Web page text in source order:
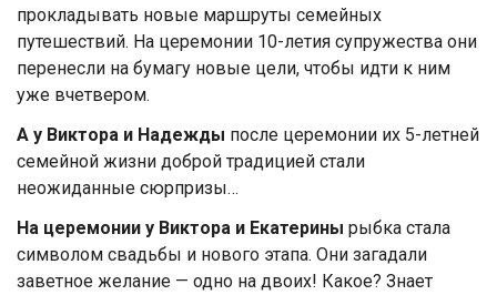
прокладывать новые маршруты семейных
путешествий. На церемонии 10-летия супружества они
перенесли на бумагу новые цели, чтобы идти к ним
уже вчетвером.
А у Виктора и Надежды после церемонии их 5-летней
семейной жизни доброй традицией стали
неожиданные сюрпризы…
На церемонии у Виктора и Екатерины рыбка стала
символом свадьбы и нового этапа. Они загадали
заветное желание — одно на двоих! Какое? Знает